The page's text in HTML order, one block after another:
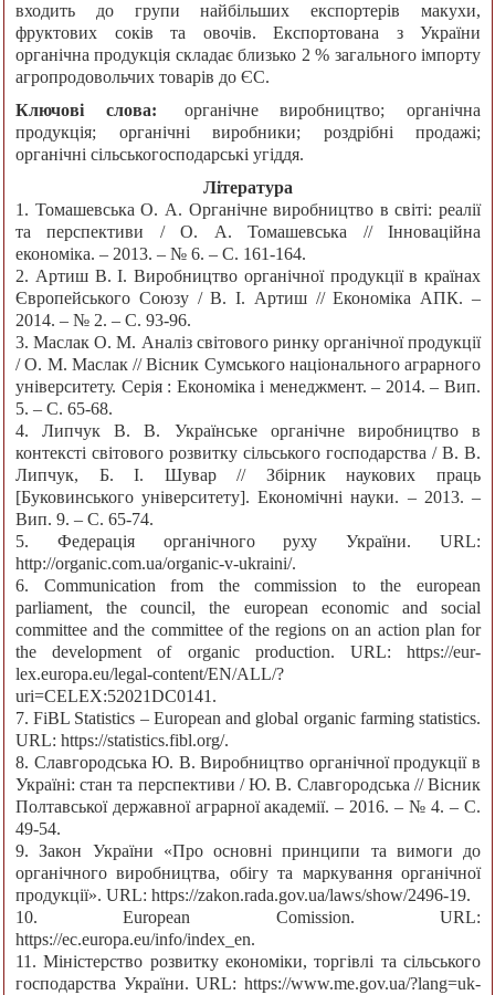
входить до групи найбільших експортерів макухи,
фруктових соків та овочів. Експортована з України
органічна продукція складає близько 2 % загального імпорту
агропродовольчих товарів до ЄС.
Ключові слова:
органічне виробництво; органічна
продукція; органічні виробники; роздрібні продажі;
органічні сільськогосподарські угіддя.
Література
1. Томашевська О. А. Органічне виробництво в світі: реалії
та перспективи / О. А. Томашевська // Інноваційна
економіка. – 2013. – № 6. – С. 161-164.
2. Артиш В. І. Виробництво органічної продукції в країнах
Європейського Союзу / В. І. Артиш // Економіка АПК. –
2014. – № 2. – С. 93-96.
3. Маслак О. М. Аналіз світового ринку органічної продукції
/ О. М. Маслак // Вісник Сумського національного аграрного
університету. Серія : Економіка і менеджмент. – 2014. – Вип.
5. – С. 65-68.
4. Липчук В. В. Українське органічне виробництво в
контексті світового розвитку сільського господарства / В. В.
Липчук, Б. І. Шувар // Збірник наукових праць
[Буковинського університету]. Економічні науки. – 2013. –
Вип. 9. – С. 65-74.
5. Федерація органічного руху України. URL:
http://organic.com.ua/organic-v-ukraini/.
6. Communication from the commission to the european
parliament, the council, the european economic and social
committee and the committee of the regions on an action plan for
the development of organic production. URL: https://eur-
lex.europa.eu/legal-content/EN/ALL/?
uri=CELEX:52021DC0141.
7. FiBL Statistics – European and global organic farming statistics.
URL: https://statistics.fibl.org/.
8. Славгородська Ю. В. Виробництво органічної продукції в
Україні: стан та перспективи / Ю. В. Славгородська // Вісник
Полтавської державної аграрної академії. – 2016. – № 4. – С.
49-54.
9. Закон України «Про основні принципи та вимоги до
органічного виробництва, обігу та маркування органічної
продукції». URL: https://zakon.rada.gov.ua/laws/show/2496-19.
10. European Comission. URL:
https://ec.europa.eu/info/index_en.
11. Міністерство розвитку економіки, торгівлі та сільського
господарства України. URL: https://www.me.gov.ua/?lang=uk-